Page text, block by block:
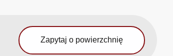
Zapytaj o powierzchnię